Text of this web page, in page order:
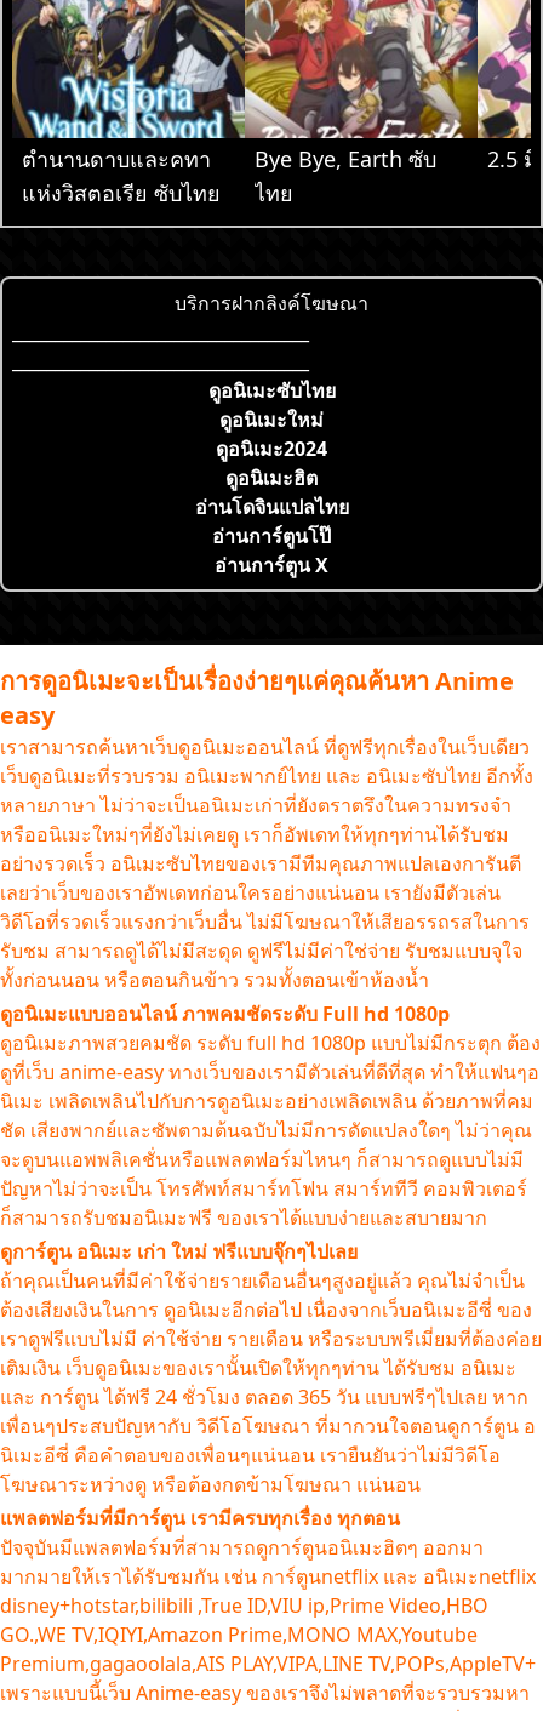
ตำนานดาบและคทา
แห่งวิสตอเรีย ซับไทย
Bye Bye, Earth ซับ
ไทย
2.5
บริการฝากลิงค์โฆษณา
ดูอนิเมะซับไทย
ดูอนิเมะใหม่
ดูอนิเมะ2024
ดูอนิเมะฮิต
อ่านโดจินแปลไทย
อ่านการ์ตูนโป๊
อ่านการ์ตูน X
การดูอนิเมะจะเป็นเรื่องง่ายๆแค่คุณค้นหา Anime
easy
เราสามารถค้นหาเว็บดูอนิเมะออนไลน์ ที่ดูฟรีทุกเรื่องในเว็บเดียว
เว็บดูอนิเมะที่รวบรวม อนิเมะพากย์ไทย และ อนิเมะซับไทย อีกทั้ง
หลายภาษา ไม่ว่าจะเป็นอนิเมะเก่าที่ยังตราตรึงในความทรงจำ
หรืออนิเมะใหม่ๆที่ยังไม่เคยดู เราก็อัพเดทให้ทุกๆท่านได้รับชม
อย่างรวดเร็ว อนิเมะซับไทยของเรามีทีมคุณภาพแปลเองการันตี
เลยว่าเว็บของเราอัพเดทก่อนใครอย่างแน่นอน เรายังมีตัวเล่น
วิดีโอที่รวดเร็วแรงกว่าเว็บอื่น ไม่มีโฆษณาให้เสียอรรถรสในการ
รับชม สามารถดูได้ไม่มีสะดุด ดูฟรีไม่มีค่าใช่จ่าย รับชมแบบจุใจ
ทั้งก่อนนอน หรือตอนกินข้าว รวมทั้งตอนเข้าห้องน้ำ
ดูอนิเมะแบบออนไลน์ ภาพคมชัดระดับ Full hd 1080p
ดูอนิเมะภาพสวยคมชัด ระดับ full hd 1080p แบบไม่มีกระตุก ต้อง
ดูที่เว็บ anime-easy ทางเว็บของเรามีตัวเล่นที่ดีที่สุด ทำให้แฟนๆอ
นิเมะ เพลิดเพลินไปกับการดูอนิเมะอย่างเพลิดเพลิน ด้วยภาพที่คม
ชัด เสียงพากย์และซัพตามต้นฉบับไม่มีการดัดแปลงใดๆ ไม่ว่าคุณ
จะดูบนแอพพลิเคชั่นหรือแพลตฟอร์มไหนๆ ก็สามารถดูแบบไม่มี
ปัญหาไม่ว่าจะเป็น โทรศัพท์สมาร์ทโฟน สมาร์ททีวี คอมพิวเตอร์
ก็สามารถรับชมอนิเมะฟรี ของเราได้แบบง่ายและสบายมาก
ดูการ์ตูน อนิเมะ เก่า ใหม่ ฟรีแบบจุ๊กๆไปเลย
ถ้าคุณเป็นคนที่มีค่าใช้จ่ายรายเดือนอื่นๆสูงอยู่แล้ว คุณไม่จำเป็น
ต้องเสียงเงินในการ ดูอนิเมะอีกต่อไป เนื่องจากเว็บอนิเมะอีซี่ ของ
เราดูฟรีแบบไม่มี ค่าใช้จ่าย รายเดือน หรือระบบพรีเมี่ยมที่ต้องค่อย
เติมเงิน เว็บดูอนิเมะของเรานั้นเปิดให้ทุกๆท่าน ได้รับชม อนิเมะ
และ การ์ตูน ได้ฟรี 24 ชั่วโมง ตลอด 365 วัน แบบฟรีๆไปเลย หาก
เพื่อนๆประสบปัญหากับ วิดีโอโฆษณา ที่มากวนใจตอนดูการ์ตูน อ
นิเมะอีซี่ คือคำตอบของเพื่อนๆแน่นอน เรายืนยันว่าไม่มีวิดีโอ
โฆษณาระหว่างดู หรือต้องกดข้ามโฆษณา แน่นอน
แพลตฟอร์มที่มีการ์ตูน เรามีครบทุกเรื่อง ทุกตอน
ปัจจุบันมีแพลตฟอร์มที่สามารถดูการ์ตูนอนิเมะฮิตๆ ออกมา
มากมายให้เราได้รับชมกัน เช่น การ์ตูนnetflix และ อนิเมะnetflix
disney+hotstar,bilibili ,True ID,VIU ip,Prime Video,HBO
GO.,WE TV,IQIYI,Amazon Prime,MONO MAX,Youtube
Premium,gagaoolala,AIS PLAY,VIPA,LINE TV,POPs,AppleTV+
เพราะแบบนี้เว็บ Anime-easy ของเราจึงไม่พลาดที่จะรวบรวมหา